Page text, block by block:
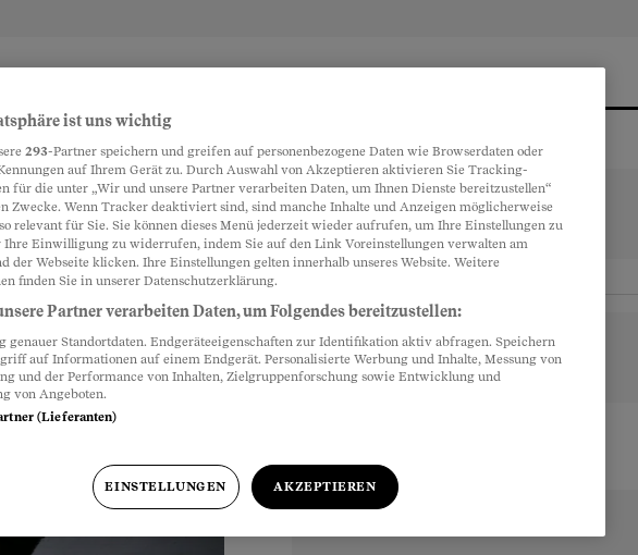
helfen und
in Italien. Die
lassen, doch
ist uns wichtig
293-Partner speichern und greifen auf personenbezogene Daten wie Browserdaten oder
auf Ihrem Gerät zu. Durch Auswahl von Akzeptieren aktivieren Sie Tracking-
für die unter „Wir und unsere Partner verarbeiten Daten, um Ihnen Dienste bereitzustellen“
Zwecke. Wenn Tracker deaktiviert sind, sind manche Inhalte und Anzeigen möglicherweise
relevant für Sie. Sie können dieses Menü jederzeit wieder aufrufen, um Ihre Einstellungen zu
Ihre Einwilligung zu widerrufen, indem Sie auf den Link Voreinstellungen verwalten am
der Webseite klicken. Ihre Einstellungen gelten innerhalb unseres Website. Weitere
finden Sie in unserer Datenschutzerklärung.
Partner verarbeiten Daten, um Folgendes bereitzustellen:
genauer Standortdaten. Endgeräteeigenschaften zur Identifikation aktiv abfragen. Speichern
auf Informationen auf einem Endgerät. Personalisierte Werbung und Inhalte, Messung von
und der Performance von Inhalten, Zielgruppenforschung sowie Entwicklung und
von Angeboten.
(Lieferanten)
EINSTELLUNGEN AKZEPTIEREN